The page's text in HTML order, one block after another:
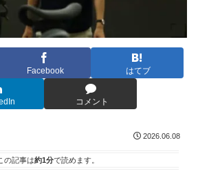
Facebook はてブ
コメント
2026.06.08
の記事は約1分で読めます。